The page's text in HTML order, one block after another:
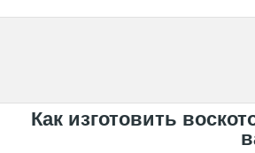
Как изготовить